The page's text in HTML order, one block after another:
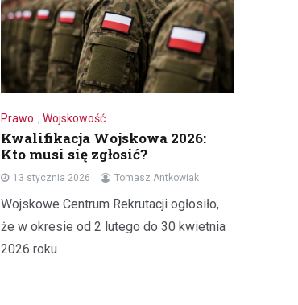
Prawo ,Wojskowość
Kwalifikacja Wojskowa 2026:
Kto musi się zgłosić?
13 stycznia 2026 Tomasz Antkowiak
Wojskowe Centrum Rekrutacji ogłosiło,
że w okresie od 2 lutego do 30 kwietnia
2026 roku